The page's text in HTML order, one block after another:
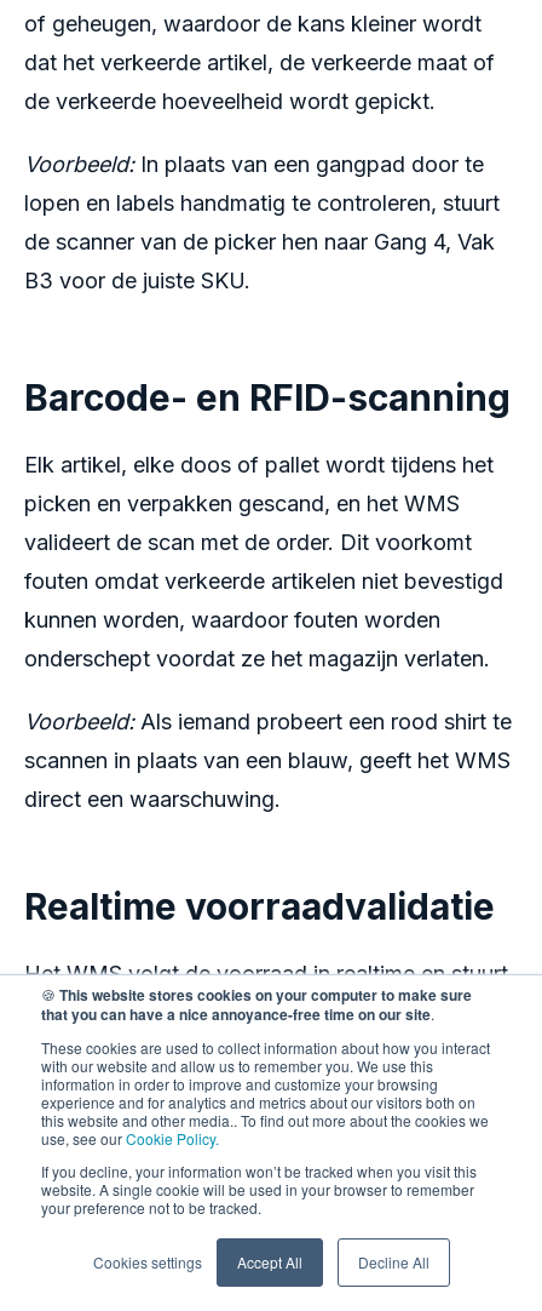
🍪 This website stores cookies on your computer to make sure
that you can have a nice annoyance-free time on our site.
These cookies are used to collect information about how you interact
with our website and allow us to remember you. We use this
information in order to improve and customize your browsing
experience and for analytics and metrics about our visitors both on
this website and other media.. To find out more about the cookies we
use, see ourCookie Policy.
If you decline, your information won’t be tracked when you visit this
website. A single cookie will be used in your browser to remember
your preference not to be tracked.
Cookies settings Accept All Decline All
of geheugen, waardoor de kans kleiner wordt
dat het verkeerde artikel, de verkeerde maat of
de verkeerde hoeveelheid wordt gepickt.
Voorbeeld:In plaats van een gangpad door te
lopen en labels handmatig te controleren, stuurt
de scanner van de picker hen naar Gang 4, Vak
B3 voor de juiste SKU.
Barcode- en RFID-scanning
Elk artikel, elke doos of pallet wordt tijdens het
picken en verpakken gescand, en het WMS
valideert de scan met de order. Dit voorkomt
fouten omdat verkeerde artikelen niet bevestigd
kunnen worden, waardoor fouten worden
onderschept voordat ze het magazijn verlaten.
Voorbeeld:Als iemand probeert een rood shirt te
scannen in plaats van een blauw, geeft het WMS
direct een waarschuwing.
Realtime voorraadvalidatie
Het WMS volgt de voorraad in realtime en stuurt
pickers alleen naar artikelen die beschikbaar zijn.
Dit voorkomt overselling en zorgt ervoor dat
bestellingen niet worden verpakt met artikelen
die niet op voorraad zijn.
Voorbeeld:Zonder een WMS kan een picker naar
Met een WMS worden ze geleid naar waar het